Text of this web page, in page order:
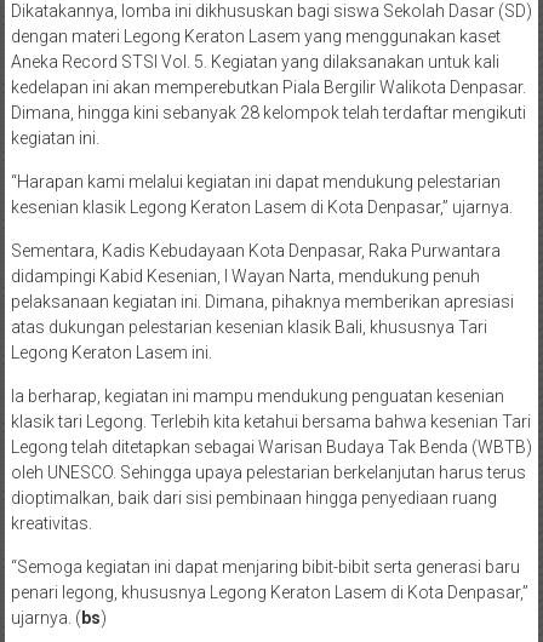
Dikatakannya, lomba ini dikhususkan bagi siswa Sekolah Dasar (SD)
dengan materi Legong Keraton Lasem yang menggunakan kaset
Aneka Record STSI Vol. 5. Kegiatan yang dilaksanakan untuk kali
kedelapan ini akan memperebutkan Piala Bergilir Walikota Denpasar.
Dimana, hingga kini sebanyak 28 kelompok telah terdaftar mengikuti
kegiatan ini.
“Harapan kami melalui kegiatan ini dapat mendukung pelestarian
kesenian klasik Legong Keraton Lasem di Kota Denpasar,” ujarnya.
Sementara, Kadis Kebudayaan Kota Denpasar, Raka Purwantara
didampingi Kabid Kesenian, I Wayan Narta, mendukung penuh
pelaksanaan kegiatan ini. Dimana, pihaknya memberikan apresiasi
atas dukungan pelestarian kesenian klasik Bali, khususnya Tari
Legong Keraton Lasem ini.
Ia berharap, kegiatan ini mampu mendukung penguatan kesenian
klasik tari Legong. Terlebih kita ketahui bersama bahwa kesenian Tari
Legong telah ditetapkan sebagai Warisan Budaya Tak Benda (WBTB)
oleh UNESCO. Sehingga upaya pelestarian berkelanjutan harus terus
dioptimalkan, baik dari sisi pembinaan hingga penyediaan ruang
kreativitas.
“Semoga kegiatan ini dapat menjaring bibit-bibit serta generasi baru
penari legong, khususnya Legong Keraton Lasem di Kota Denpasar,”
ujarnya. ( bs)